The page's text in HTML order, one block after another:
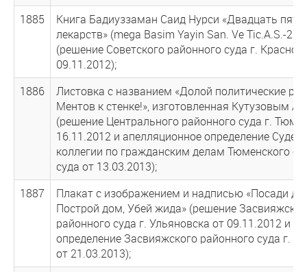
1885
Книга Бадиуззаман Саид Нурси «Двадцать пять
лекарств» (mega Basim Yayin San. Ve Tic.A.S.-
(решение Советского районного суда г.
09.11.2012);
1886
Листовка с названием «Долой политические
Ментов к стенке!», изготовленная Кутузовым
(решение Центрального районного суда г.
16.11.2012 и апелляционное определение
коллегии по гражданским делам Тюменского
суда от 13.03.2013);
1887
Плакат с изображением и надписью «Посади
Построй дом, Убей жида» (решение
районного суда г. Ульяновска от 09.11.2012 и
определение Засвияжского районного суда г.
от 21.03.2013);